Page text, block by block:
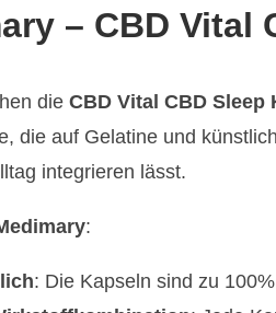
– CBD Vital
die CBD Vital CBD Sleep
die auf Gelatine und
integrieren lässt.
:
: Die Kapseln sind zu